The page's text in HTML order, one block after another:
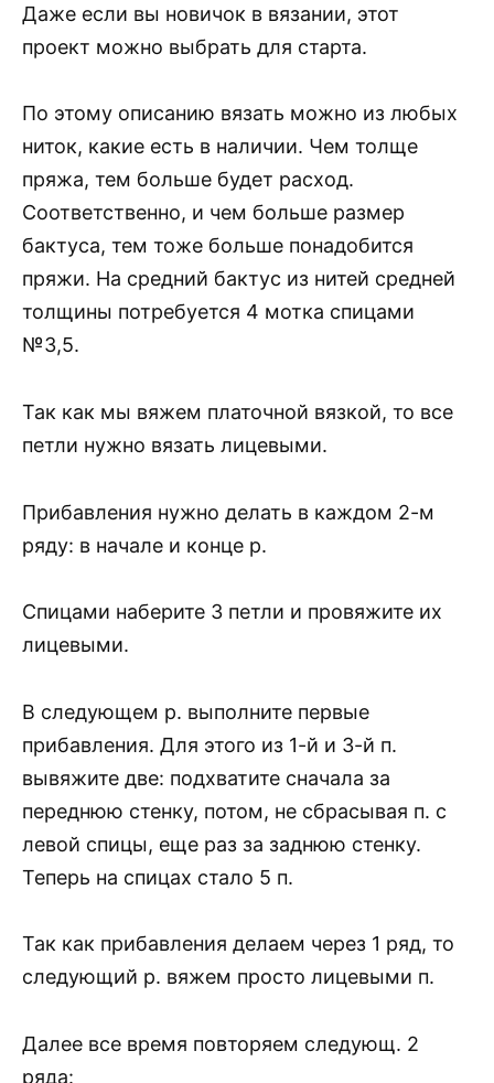
Даже если вы новичок в вязании, этот
проект можно выбрать для старта.
По этому описанию вязать можно из любых
ниток, какие есть в наличии. Чем толще
пряжа, тем больше будет расход.
Соответственно, и чем больше размер
бактуса, тем тоже больше понадобится
пряжи. На средний бактус из нитей средней
толщины потребуется 4 мотка спицами
№3,5.
Так как мы вяжем платочной вязкой, то все
петли нужно вязать лицевыми.
Прибавления нужно делать в каждом 2-м
ряду: в начале и конце р.
Спицами наберите 3 петли и провяжите их
лицевыми.
В следующем р. выполните первые
прибавления. Для этого из 1-й и 3-й п.
вывяжите две: подхватите сначала за
переднюю стенку, потом, не сбрасывая п. с
левой спицы, еще раз за заднюю стенку.
Теперь на спицах стало 5 п.
Так как прибавления делаем через 1 ряд, то
следующий р. вяжем просто лицевыми п.
Далее все время повторяем следующ. 2
ряда: